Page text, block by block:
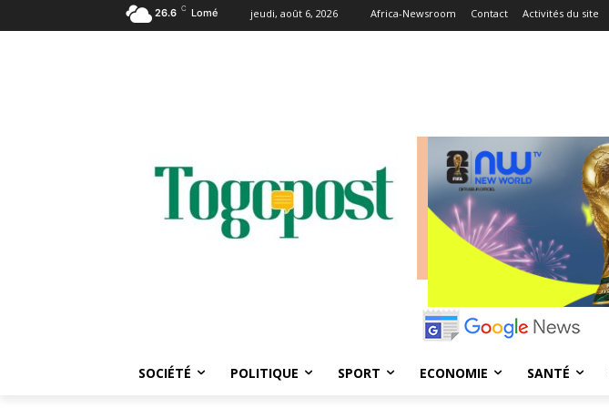
26.6 C Lomé jeudi, août 6, 2026 Africa-Newsroom Contact Activités du site
SOCIÉTÉ POLITIQUE SPORT ECONOMIE SANTÉ